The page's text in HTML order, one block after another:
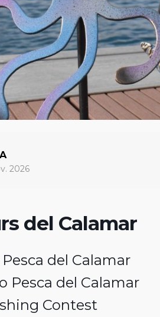
2026
del Calamar
del Calamar
Pesca del Calamar
Contest